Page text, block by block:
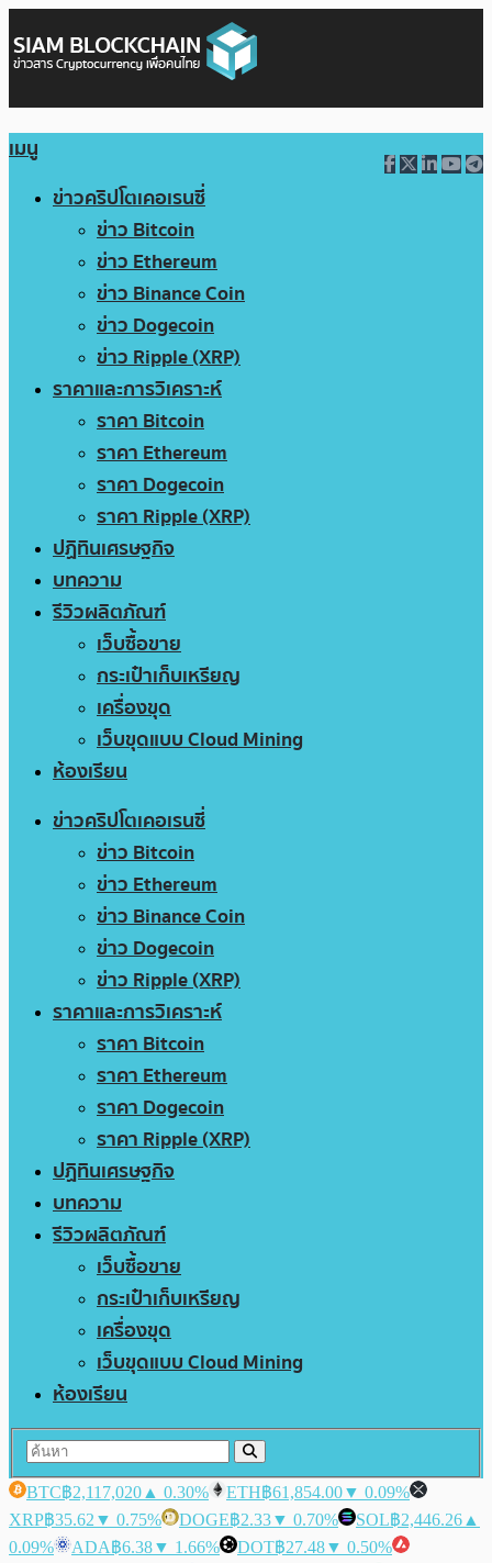
เมนู
ข่าวคริปโตเคอเรนซี่
ข่าว Bitcoin
ข่าว Ethereum
ข่าว Binance Coin
ข่าว Dogecoin
ข่าว Ripple (XRP)
ราคาและการวิเคราะห์
ราคา Bitcoin
ราคา Ethereum
ราคา Dogecoin
ราคา Ripple (XRP)
ปฏิทินเศรษฐกิจ
บทความ
รีวิวผลิตภัณฑ์
เว็บซื้อขาย
กระเป๋าเก็บเหรียญ
เครื่องขุด
เว็บขุดแบบ Cloud Mining
ห้องเรียน
ข่าวคริปโตเคอเรนซี่
ข่าว Bitcoin
ข่าว Ethereum
ข่าว Binance Coin
ข่าว Dogecoin
ข่าว Ripple (XRP)
ราคาและการวิเคราะห์
ราคา Bitcoin
ราคา Ethereum
ราคา Dogecoin
ราคา Ripple (XRP)
ปฏิทินเศรษฐกิจ
บทความ
รีวิวผลิตภัณฑ์
เว็บซื้อขาย
กระเป๋าเก็บเหรียญ
เครื่องขุด
เว็บขุดแบบ Cloud Mining
ห้องเรียน
BTC฿2,117,020 ▲ 0.30% ETH฿61,854.00▼ 0.09%
XRP฿35.62 ▼ 0.75% DOGE฿2.33▼ 0.70% SOL฿2,446.26 ▲
0.09%
ADA฿6.38▼ 1.66% DOT฿27.48▼ 0.50%